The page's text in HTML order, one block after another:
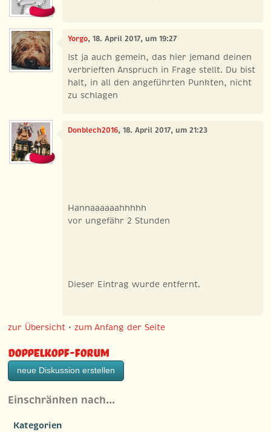
Yorgo, 18. April 2017, um 19:27
Ist ja auch gemein, das hier jemand deinen
verbrieften Anspruch in Frage stellt. Du bist
halt, in all den angeführten Punkten, nicht
zu schlagen
Donblech2016, 18. April 2017, um 21:23
Hannaaaaaahhhhh
vor ungefähr 2 Stunden
Dieser Eintrag wurde entfernt.
zur Übersicht •zum Anfang der Seite
Doppelkopf-Forum
neue Diskussion erstellen
Einschränken nach…
Kategorien